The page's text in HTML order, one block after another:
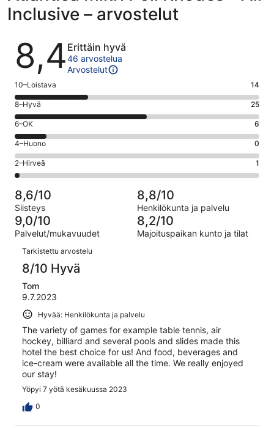
Inclusive – arvostelut
Arvostelut
8,4 Erittäin hyvä
46 arvostelua
Arvostelut
Arvosana
10
-
Loistava.
14
kautta
46
arvostelua
10–Loistava 14
Arvosana
8
-
Hyvä.
25
kautta
46
arvostelua
8–Hyvä 25
Arvosana
6
-
OK.
6
46
arvostelua
6–OK 6
Arvosana
4
-
Huono.
0
kautta
46
arvostelua
4–Huono 0
Arvosana
2
-
Hirveä.
1
kautta
46
arvostelua
2–Hirveä 1
8,6/10
Siisteys
8,8/10
Henkilökunta ja palvelu
9,0/10
Palvelut/mukavuudet
8,2/10
Majoituspaikan kunto ja tilat
Arvostelut
Tarkistettu arvostelu
8/10 Hyvä
Tom
9.7.2023
Hyvää: Henkilökunta ja palvelu
The variety of games for example table tennis, air
hockey, billiard and several pools and slides made this
hotel the best choice for us! And food, beverages and
ice-cream were available all the time. We really enjoyed
our stay!
Yöpyi 7 yötä kesäkuussa 2023
0